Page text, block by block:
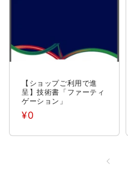
【ショップご利用で進
呈】技術書「ファーティ
ゲーション」
通
¥0